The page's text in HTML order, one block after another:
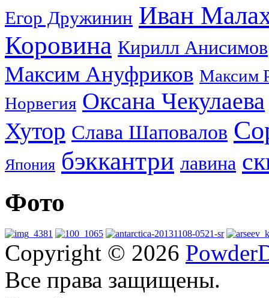
Егор Дружинин Иван
Коровина Кирилл Анисимов
Максим Ануфриков Максим
Норвегия Оксана Чекулаева
Хутор Слава Шаповалов
Япония бэккантри лавина
Фото
Copyright © 2026
Все права защищены.